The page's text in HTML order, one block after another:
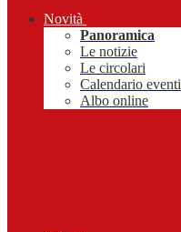
Novità
Panoramica
Le notizie
Le circolari
Calendario eventi
Albo online